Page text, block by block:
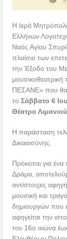
Η Ιερά
Ελλήνων
Ναός Αγίου
πλαίσιο των
την Έξοδο του
ΠΕΣΑΝΕ» που θα
τοΣάββατο 6
Θέατρο
Η παράσταση
Δικαιοσύνης.
Πρόκειται για
Δράμα,
αντίστοιχες
μουσική και
δημιουργών που
αφηγείται την
τον 16ο αιώνα